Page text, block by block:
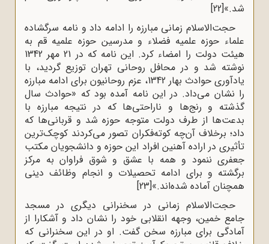
شد.»[22]
حجت‌الاسلام زمانی مبارزه را ادامه داد و نامه سرگشاده
علماء حوزه علمیه فضلاء و مدرسین حوزه علمیه قم به
هیئت دولت را امضاء کرد. این نامه که در 21 مهر 1342
نوشته شد و در محافل روحانی تهران توزیع گردید، با
یادآوری حوادث بهار 1342، عزم روحانیون برای ادامه مبارزه
را نشان می‌داد. در این نامه آمده بود که «حوادث سال
گذشته و رنج‌ها و ناراحتی‌ها که در نتیجه مبارزه با
بدعت‌ها از طرف دولت متوجه حوزه شد و قربانی‌ها که
داد؛ برخلاف آن‌چه کوته‌فکران تصور می‌کردند کوچک‌ترین
تأثیری در اراده آهنین افراد این حوزه و دانشجویان مکتب
جعفری ننمود و همه با عشق و شوق فراوان به مرکز
برگشته و برای ادامه تحصیلات و انجام وظائف دینی
همچنان آماده شده‌اند.»[23]
حجت‌الاسلام زمانی در سخنرانی دیگری در مسجد
جامع خمین، وجهه انقلابی خود را نشان داد و آشکارا از
آمادگی برای مبارزه سخن گفت. او در این سخنرانی که